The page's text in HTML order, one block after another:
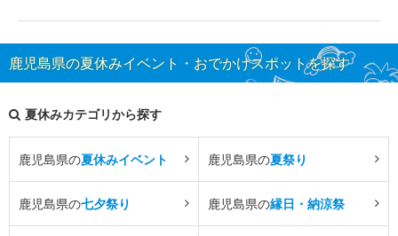
鹿児島県の夏休みイベント・おでかけスポットを探す
夏休みカテゴリから探す
鹿児島県の夏休みイベント 鹿児島県の夏祭り
鹿児島県の七夕祭り 鹿児島県の縁日・納涼祭